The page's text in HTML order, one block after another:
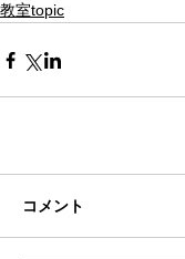
教室topic
コメント